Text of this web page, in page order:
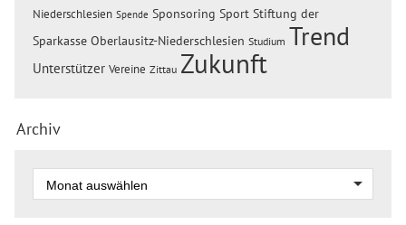
Niederschlesien Spende Sponsoring Sport Stiftung der
Sparkasse Oberlausitz-Niederschlesien Studium Trend
Unterstützer Vereine Zittau Zukunft
Archiv